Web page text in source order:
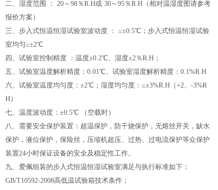
二、湿度范围 ：
20～98％R.H或 30～95％R.H（相对温湿度图请参考
报价方案）
三、步入式恒温恒湿试验室波动度
：
≤±0.5℃；步入式恒温恒湿试验
室均匀≤±2℃
四、试验室控制精度
：温度±0.2℃、湿度±2％R.H；
五、试验室温度解析精度：0.01℃、试验室湿度解析精度：0.1%R.H
六、试验室温度均匀度：±2℃；湿度均匀度：≤±3%R.H（+2、-3%R
H）
七、温度波动度：±0.5℃ （空载时）
八、需要安全保护装置：超温保护，防干烧保护，无熔丝开关，缺水
保护，液位保护，保险丝，压缩机超压、过热、过电流保护等众保护
装置24小时保证设备的安全及稳定性工作。
九、爱佩组装的步入式恒温恒湿试验室满足与执行标准如下：
GB/T10592-2008高低温试验箱技术条件；